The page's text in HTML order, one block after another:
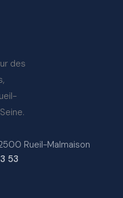
des
Rueil-Malmaison
53